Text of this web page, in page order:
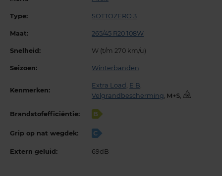
Type: SOTTOZERO 3
Maat: 265/45 R20 108W
Snelheid: W (t/m 270 km/u)
Seizoen: Winterbanden
Kenmerken:
Extra Load , E B,
Velgrandbescherming, ,
Brandstofefficiëntie: B
Grip op nat wegdek: C
Extern geluid: 69dB